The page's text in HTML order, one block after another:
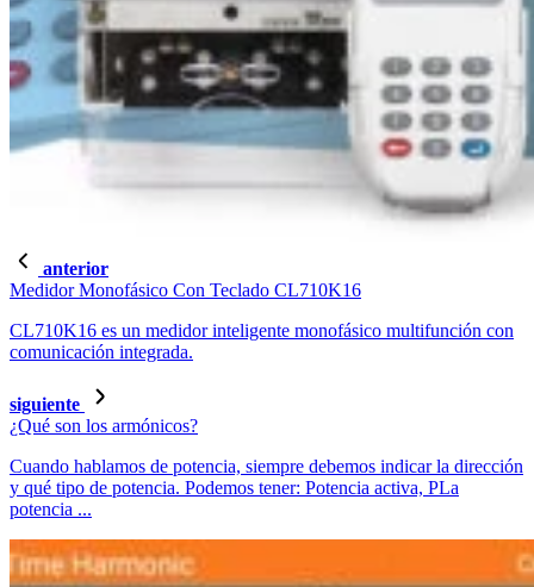
anterior
Medidor Monofásico Con Teclado CL710K16
CL710K16 es un medidor inteligente monofásico multifunción con
comunicación integrada.
siguiente
¿Qué son los armónicos?
Cuando hablamos de potencia, siempre debemos indicar la dirección
y qué tipo de potencia. Podemos tener: Potencia activa, PLa
potencia ...